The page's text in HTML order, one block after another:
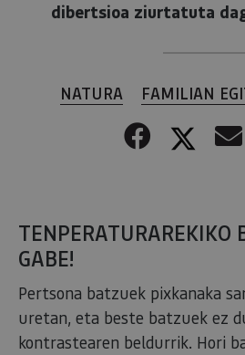
dibertsioa ziurtatuta
NATURA FAMILIAN
TENPERATURAREKIKO
GABE!
Pertsona batzuek pixkanaka
uretan, eta beste batzuek ez
kontrastearen beldurrik. Hori